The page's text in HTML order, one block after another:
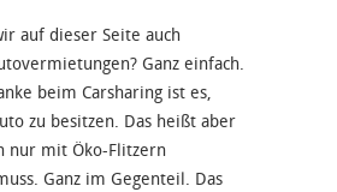
auf dieser Seite auch
? Ganz einfach.
beim Carsharing ist es,
zu besitzen. Das heißt aber
nur mit Öko-Flitzern
Ganz im Gegenteil. Das